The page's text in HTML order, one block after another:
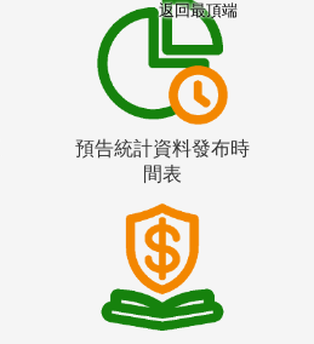
預告統計資料發布時
間表
返回最頂端